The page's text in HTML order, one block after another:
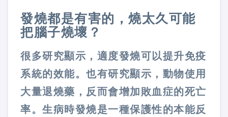
發燒都是有害的，燒太久可能
把腦子燒壞？
很多研究顯示，適度發燒可以提升免疫
系統的效能。也有研究顯示，動物使用
大量退燒藥，反而會增加敗血症的死亡
率。生病時發燒是一種保護性的本能反